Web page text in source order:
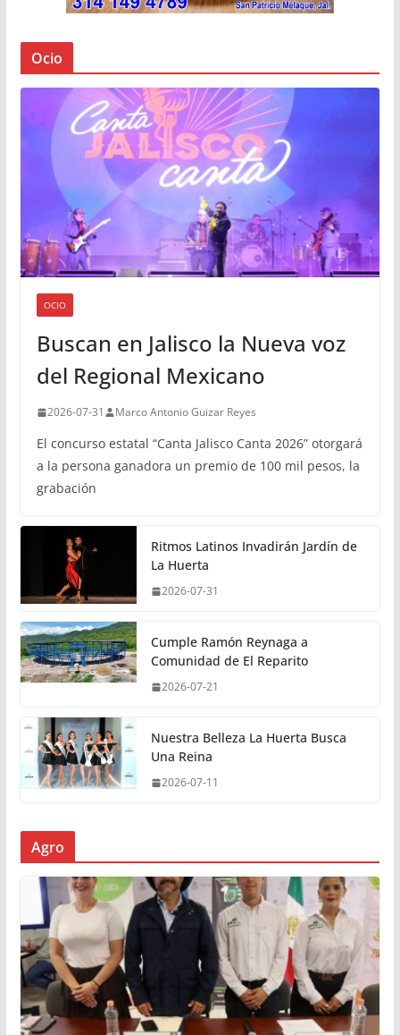
Ocio
OCIO
Buscan en Jalisco la Nueva voz
del Regional Mexicano
2026-07-31 Marco Antonio Guizar Reyes
El concurso estatal “Canta Jalisco Canta 2026” otorgará
a la persona ganadora un premio de 100 mil pesos, la
grabación
Ritmos Latinos Invadirán Jardín de
La Huerta
2026-07-31
Cumple Ramón Reynaga a
Comunidad de El Reparito
2026-07-21
Nuestra Belleza La Huerta Busca
Una Reina
2026-07-11
Agro